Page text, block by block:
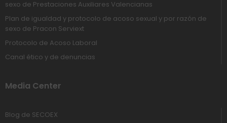
sexo de Prestaciones Auxiliares Valencianas
Plan de igualdad y protocolo de acoso sexual y por razón de
sexo de Pracon Serviext
Protocolo de Acoso Laboral
Canal ético y de denuncias
Media Center
Blog de SECOEX